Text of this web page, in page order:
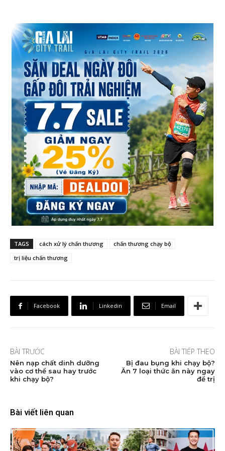
TAGS cách xử lý chấn thương
chấn thương chạy bộ
trị liệu chấn thương
Facebook Linkedin Email
BÀI TRƯỚC
Nên nạp chất dinh dưỡng
vào cơ thể sau hay trước
khi chạy bộ?
BÀI TIẾP THEO
Bị đau bụng khi chạy bộ?
Ăn 7 loại thức ăn này ngay
để trị
Bài viết liên quan